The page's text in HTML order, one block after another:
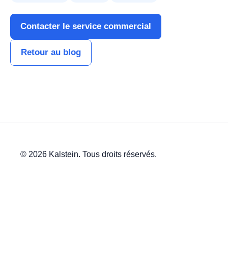
Contacter le service commercial
Retour au blog
© 2026 Kalstein. Tous droits réservés.